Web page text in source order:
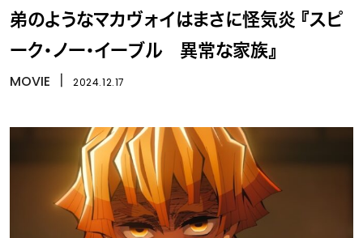
弟のようなマカヴォイはまさに怪気炎 『スピ
ーク・ノー・イーブル 異常な家族』
MOVIE 2024.12.17